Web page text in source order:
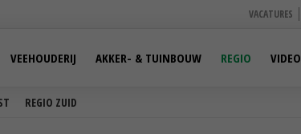
VACATURES
REGIO ZUID
VEEHOUDERIJ AKKER- & TUINBOUW REGIO VIDEO